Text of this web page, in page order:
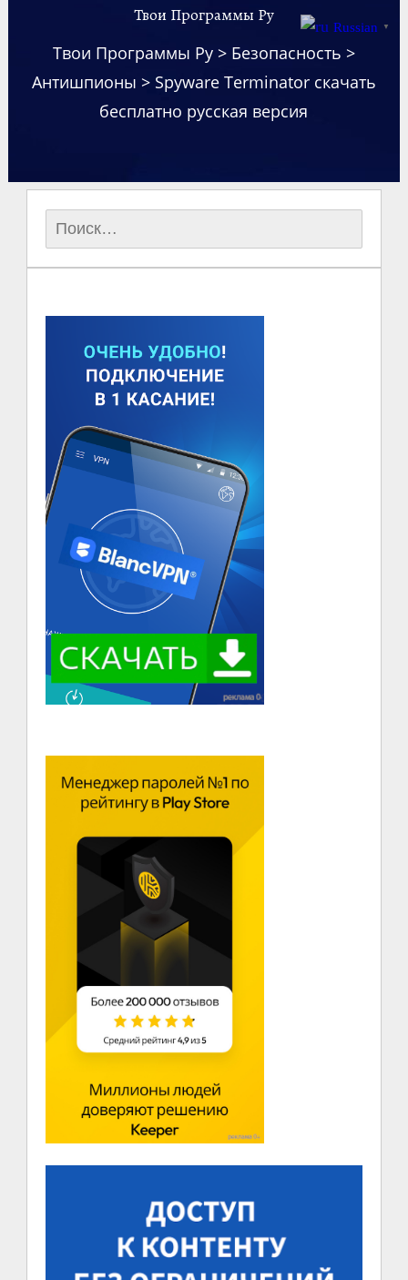
Твои Программы Ру
Твои Программы Ру> Безопасность >
Антишпионы > Spyware Terminator скачать
бесплатно русская версия
Найти:
Russian ▼